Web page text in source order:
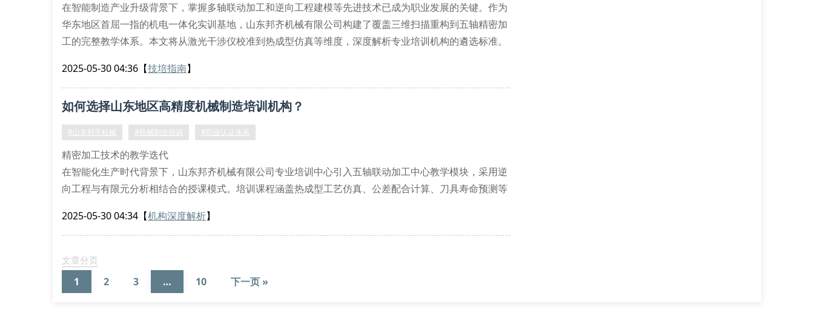
在智能制造产业升级背景下，掌握多轴联动加工和逆向工程建模等先进技术已成为职业发展的关键。作为
华东地区首屈一指的机电一体化实训基地，山东邦齐机械有限公司构建了覆盖三维扫描重构到五轴精密加
工的完整教学体系。本文将从激光干涉仪校准到热成型仿真等维度，深度解析专业培训机构的遴选标准。
优质培训机构的设备矩阵需包含立式加工中心（vmc）与车铣复合机床（mtm）的配置比例。我校配备的
海
2025-05-30 04:36 【技培指南】
如何选择山东地区高精度机械制造培训机构？
#山东邦齐机械 #机械制造培训 #职业认证体系
精密加工技术的教学迭代
在智能化生产时代背景下，山东邦齐机械有限公司专业培训中心引入五轴联动加工中心教学模块，采用逆
向工程与有限元分析相结合的授课模式。培训课程涵盖热成型工艺仿真、公差配合计算、刀具寿命预测等
设备配置的行业基准
配置三坐标测量机误差补偿系统
配备工业级金属3d打印工作站
集成智能仓储物流模拟产线
培训中
2025-05-30 04:34 【机构深度解析】
文章分页
1 2 3 … 10 下一页 »